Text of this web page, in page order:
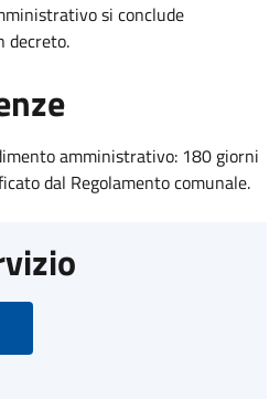
si conclude
decreto.
amministrativo: 180 giorni
dal Regolamento comunale.